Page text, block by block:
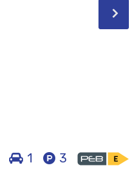
1 3